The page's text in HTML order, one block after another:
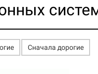
Сначала дорогие